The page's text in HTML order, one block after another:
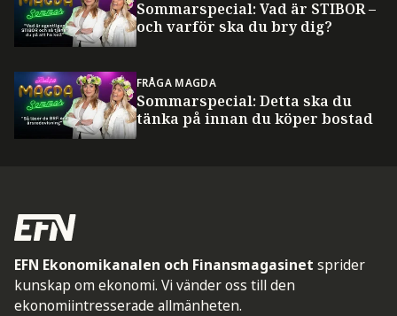
Sommarspecial: Vad är STIBOR –
och varför ska du bry dig?
FRÅGA MAGDA
Sommarspecial: Detta ska du
tänka på innan du köper bostad
EFN Ekonomikanalen och Finansmagasinet sprider
kunskap om ekonomi. Vi vänder oss till den
ekonomiintresserade allmänheten.